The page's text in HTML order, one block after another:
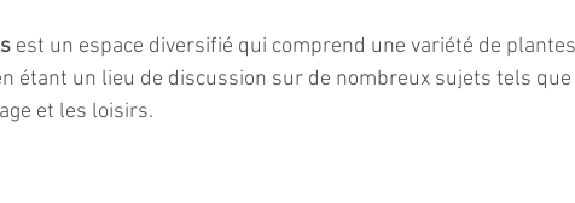
est un espace diversifié qui comprend une variété de
étant un lieu de discussion sur de nombreux sujets tels
et les loisirs.